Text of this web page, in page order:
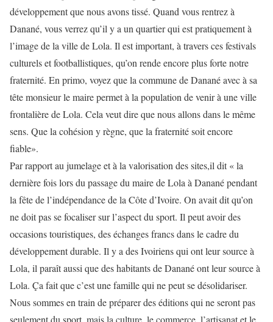
développement que nous avons tissé. Quand vous rentrez à
Danané, vous verrez qu’il y a un quartier qui est pratiquement à
l’image de la ville de Lola. Il est important, à travers ces festivals
culturels et footballistiques, qu’on rende encore plus forte notre
fraternité. En primo, voyez que la commune de Danané avec à sa
tête monsieur le maire permet à la population de venir à une ville
frontalière de Lola. Cela veut dire que nous allons dans le même
sens. Que la cohésion y règne, que la fraternité soit encore
fiable».
Par rapport au jumelage et à la valorisation des sites,il dit « la
dernière fois lors du passage du maire de Lola à Danané pendant
la fête de l’indépendance de la Côte d’Ivoire. On avait dit qu’on
ne doit pas se focaliser sur l’aspect du sport. Il peut avoir des
occasions touristiques, des échanges francs dans le cadre du
développement durable. Il y a des Ivoiriens qui ont leur source à
Lola, il paraît aussi que des habitants de Danané ont leur source à
Lola. Ça fait que c’est une famille qui ne peut se désolidariser.
Nous sommes en train de préparer des éditions qui ne seront pas
seulement du sport, mais la culture, le commerce, l’artisanat et le